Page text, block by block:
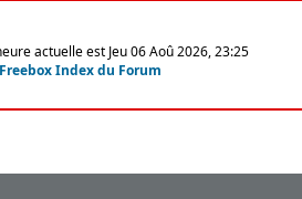
actuelle est Jeu 06 Aoû 2026, 23:25
Index du Forum